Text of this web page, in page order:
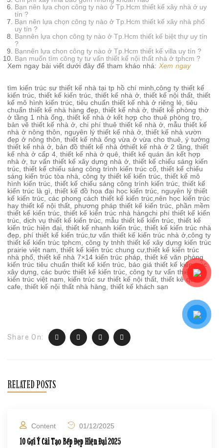
Bạn nên lựa chọn công ty nào ở Tp.Hcm thiết kế xây nhà ở uy
tín ?
Bạn nên lựa chọn công ty nào ở Tp.Hcm thiết kế xây nhà phố
uy tín ?
Bạnnên lựa chọn công ty nào ở Tp.Hcm thiết kế biệt thự uy tín
?
Bạnnên lựa chọn công ty nào ở Tp.Hcm thiết kế villa uy tín ?
Bạn muốn tìm công ty tư vấn thiết kế nội thất nhà ở tphcm ?
Xem ngay bài viết dưới đây để tham kháo nhá: Xem ngay
tìm kiến trúc sư thiết kế nhà tại tp hồ chí minh, công ty thiết kế
kiến trúc, thiết kế kiến trúc, thiết kế nhà ở, thiết kế nội thất, thiết
kế mô hình kiến trúc, tiêu chuẩn thiết kế nhà ở riêng lẻ, tiêu
chuẩn thiết kế nhà hàng đẹp, thiết kế nhà ở, thiết kế phòng thờ
ở tầng 1 nhà ống, thiết kế nhà ở kết hợp cho thuê phòng trọ,
bản vẽ thiết kế nhà ở, chi phí thuê thiết kế nhà ở, mẫu thiết kế
nhà ở nông thôn, nguyên lý thiết kế nhà ở, thiết kế nhà vườn
đẹp ở nông thôn, thiết kế nhà ống vừa ở vừa cho thuê, ý tưởng
thiết kế nhà ở, bản đồ thiết kế nhà ởthiết kế nhà ở 2 tầng, thiết
kế nhà ở cấp 4, thiết kế nhà ở quê, thiết kế quán ăn kết hợp
nhà ở, tư vấn thiết kế xây dựng nhà ở, thiết kế chiếu sáng kiến
trúc, thiết kế chiếu sáng công trình kiến trúc cổ, thiết kế chiếu
sáng kiến trúc tòa nhà, công ty thiết kế kiến trúc, thiết kế mô
hình kiến trúc, thiết kế chiếu sáng công trình kiến trúc, thiết kế
kiến trúc là gì, thiết kế đồ họa đại học kiến trúc, nguyên lý thiết
kế kiến trúc, các phong cách thiết kế kiến trúc,nên học kiến trúc
hay thiết kế nội thất, phương pháp thiết kế kiến trúc, phần mềm
thiết kế kiến trúc, thiết kế kiến trúc nhà hàngchi phí thiết kế kiến
trúc, dịch vụ thiết kế kiến trúc, mẫu thiết kế kiến trúc, thiết kế
kiến trúc hiện đại, thiết kế nhanh kiến trúc, thiết kế kiến trúc nhà
đẹp, phí thiết kế kiến trúc,tư vấn thiết kế kiến trúc nhà ở,công ty
thiết kế kiến trúc tphcm, công ty tnhh thiết kế xây dựng kiến trúc
prairie việt nam, thiết kế kiến trúc chung cư,thiết kế kiến trúc
nhà phố, thiết kế nhà 7×14 kiến trúc pháp, thiết kế văn phòng
kiến trúc tiêu chuẩn thiết kế kiến trúc, báo giá thiết kế kiến trúc
xây dựng, các bước thiết kế kiến trúc, công ty tư vấn thiết kế
kiến trúc việt nam, kiến trúc sư thiết kế nội thất, thiết kê quán
cafe, thiết kế nội thất nhà hàng, thiết kế khách sạn
Share On:
RELATED POSTS
Content 01/12/2025
10 Gợi Ý Cải Tạo Bếp Đẹp Hiện Đại 2025